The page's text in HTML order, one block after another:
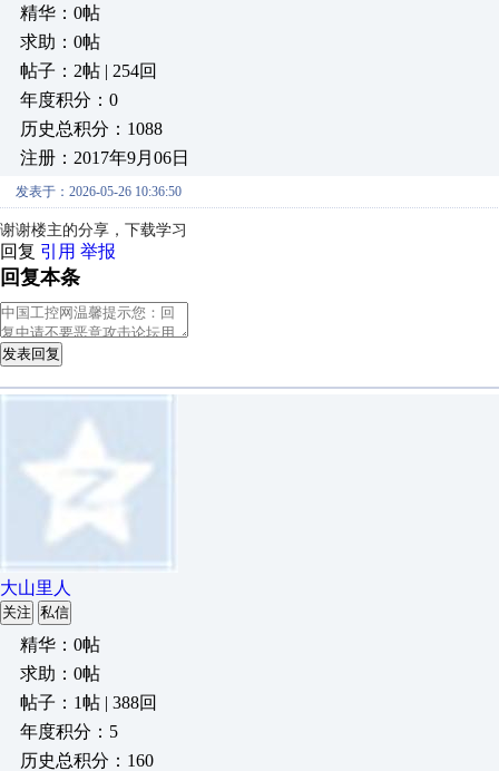
精华：0帖
求助：0帖
帖子：2帖 | 254回
年度积分：0
历史总积分：1088
注册：2017年9月06日
发表于：2026-05-26 10:36:50
谢谢楼主的分享，下载学习
回复 引用 举报
回复本条
发表回复
大山里人
关注 私信
精华：0帖
求助：0帖
帖子：1帖 | 388回
年度积分：5
历史总积分：160